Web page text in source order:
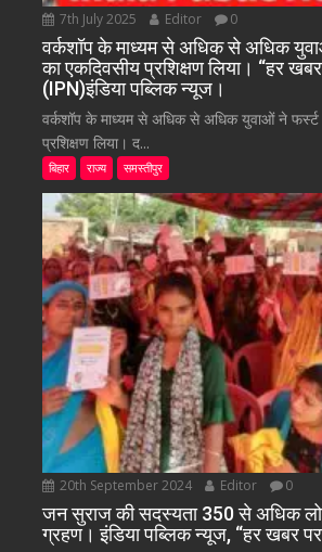
7th July 2025 Editor 0
वर्कशॉप के माध्यम से अधिक से अधिक
का एकदिवसीय प्रशिक्षण लिया। “हर
(IPN)इंडिया पब्लिक न्यूज।
वर्कशॉप के माध्यम से अधिक से अधिक युवाओं ने फर्स्ट
प्रशिक्षण लिया। द...
बिहार राज्य समस्तीपुर
20th September 2024 Editor 0
जन सुराज की सदस्यता 350 से अधिक
ग्रहण। इंडिया पब्लिक न्यूज, “हर खबर